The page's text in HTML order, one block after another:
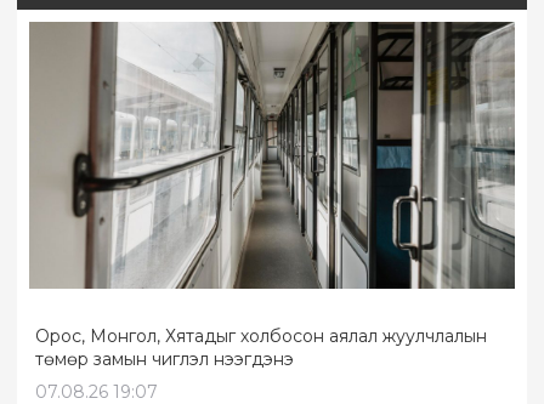
Орос, Монгол, Хятадыг холбосон аялал жуулчлалын
төмөр замын чиглэл нээгдэнэ
07.08.26 19:07